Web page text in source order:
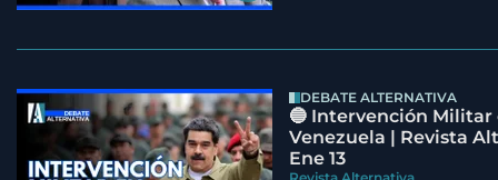
DEBATE ALTERNATIVA
🔵 Intervención Militar
Venezuela | Revista
Ene 13